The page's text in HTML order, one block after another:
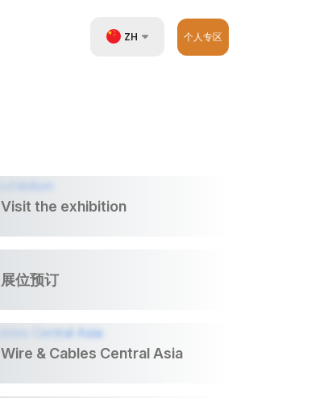
ZH 个人专区
Visit the exhibition
展位预订
Wire & Cables Central Asia